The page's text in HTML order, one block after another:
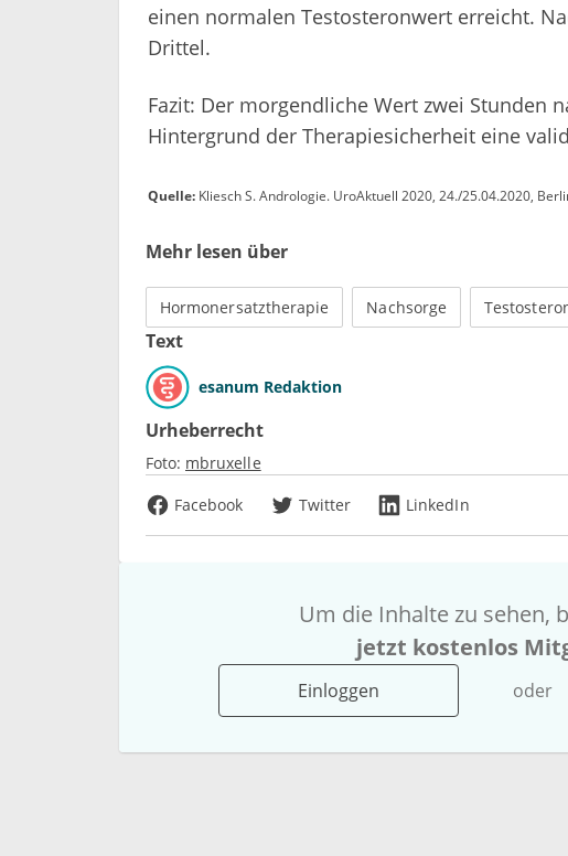
einen normalen Testosteronwert erreicht.
Drittel.
Fazit: Der morgendliche Wert zwei Stunden
Hintergrund der Therapiesicherheit eine
Quelle: Kliesch S. Andrologie. UroAktuell 2020, 24./25.04.2020,
Mehr lesen über
Hormonersatztherapie Nachsorge
Text
esanum Redaktion
Urheberrecht
Foto: mbruxelle
Facebook
Twitter LinkedIn
Um die Inhalte zu sehen,
jetzt kostenlos
Einloggen oder